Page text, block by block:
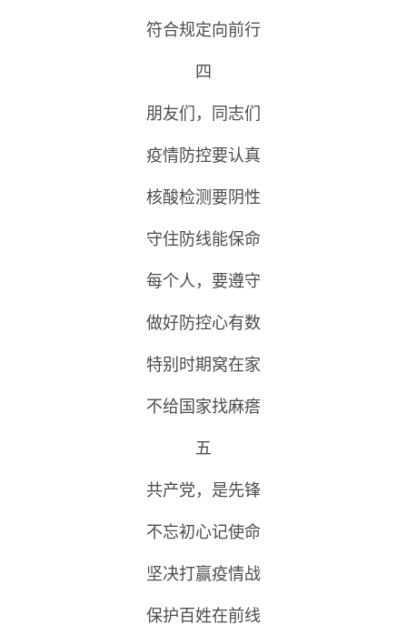
符合规定向前行
四
朋友们，同志们
疫情防控要认真
核酸检测要阴性
守住防线能保命
每个人，要遵守
做好防控心有数
特别时期窝在家
不给国家找麻瘩
五
共产党，是先锋
不忘初心记使命
坚决打赢疫情战
保护百姓在前线